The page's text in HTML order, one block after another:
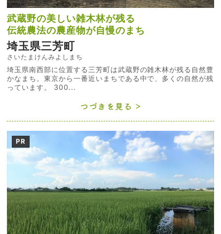
武蔵野の美しい雑木林が残る
伝統農法の農産物が自慢のまち
埼玉県三芳町
さいたまけんみよしまち
埼玉県南西部に位置する三芳町は武蔵野の雑木林が残る自然豊
かなまち。東京から一番近いまちである中で、多くの自然が残
っています。 300...
つづきを見る
PR